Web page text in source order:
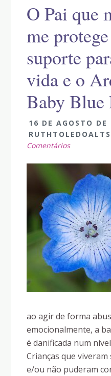
O Pai que
me
suporte
vida e o
Baby Blue
16 DE AGOSTO DE
Comentários
ao agir de forma
emocionalmente, a
é danificada num
Crianças que
e/ou não puderam